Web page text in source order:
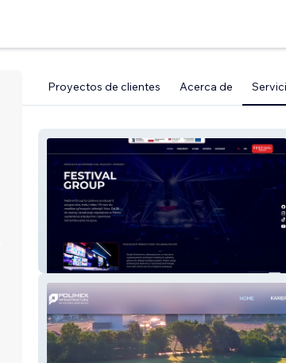
Proyectos de clientes Acerca de
Festival Group